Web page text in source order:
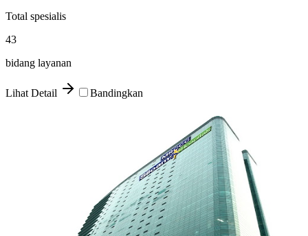
Total spesialis
43
bidang layanan
Lihat Detail Bandingkan